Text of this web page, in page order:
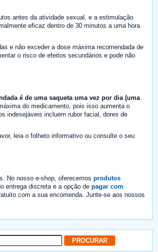
antes da atividade sexual, e a estimulação
eficaz dentro de 30 minutos a uma hora
e não exceder a dose máxima recomendada de
o risco de efeitos secundários e pode não
é de uma saqueta uma vez por dia (uma
do medicamento, pois isso aumenta o
indesejáveis incluem rubor facial, dores de
leia o folheto informativo ou consulte o seu
No nosso e-shop, oferecemos produtos
entrega discreta e a opção de pagar com
com a sua encomenda. Junte-se aos nossos